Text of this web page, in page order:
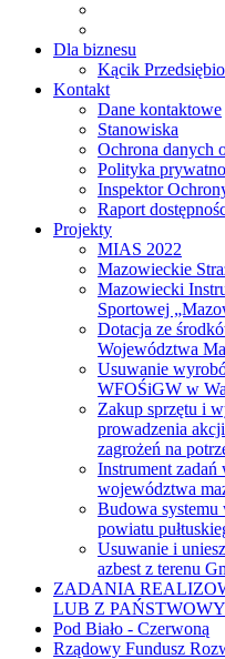
Dla biznesu
Kącik
Kontakt
Dane kontaktowe
Stanowiska
Ochrona danych
Polityka
Inspektor
Raport
Projekty
MIAS 2022
Mazowieckie
Mazowiecki
Sportowej
Dotacja ze
Województwa
Usuwanie
WFOŚiGW w
Zakup sprzętu i
prowadzenia
zagrożeń na
Instrument
województwa
Budowa systemu
powiatu
Usuwanie i
azbest z terenu
ZADANIA
LUB Z
Pod Biało - Czerwoną
Rządowy Fundusz